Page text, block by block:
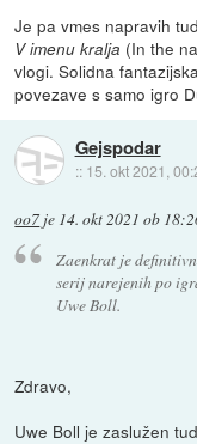
Je pa vmes napravih
V imenu kralja (In the
vlogi. Solidna
povezave s samo igro
Gejspodar
:: 15. okt 2021,
oo7 je 14. okt 2021 ob
Zaenkrat je
serij narejenih po
Uwe Boll.
Zdravo,
Uwe Boll je zaslužen